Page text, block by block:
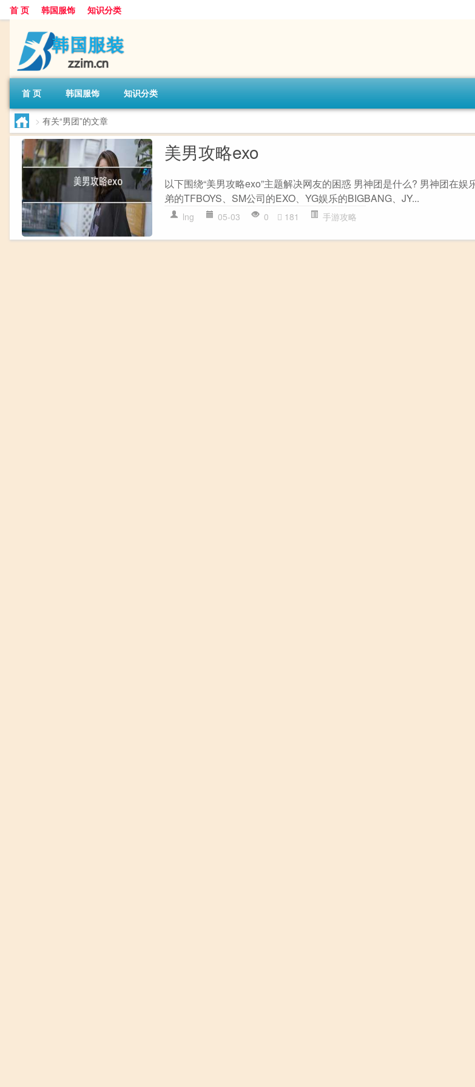
首 页 韩国服饰 知识分类
首 页 韩国服饰 知识分类
> 有关“男团”的文章
美男攻略exo
以下围绕“美男攻略exo”主题解决网友的困惑 男神团是什么? 男神团在娱
弟的TFBOYS、SM公司的EXO、YG娱乐的BIGBANG、JY...
lng 05-03 0 181 手游攻略